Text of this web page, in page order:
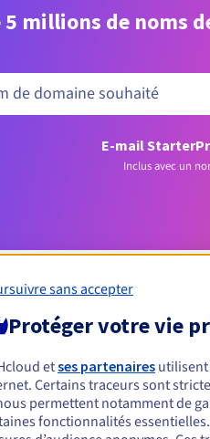
5 millions de noms
E-mail Starter
Inclus avec un
un .exchange ?
physiques ou morales,
sans accepter
Protéger votre vie
etses partenaires utilisent
Certains traceurs sont
permettent notamment de
fonctionnalités